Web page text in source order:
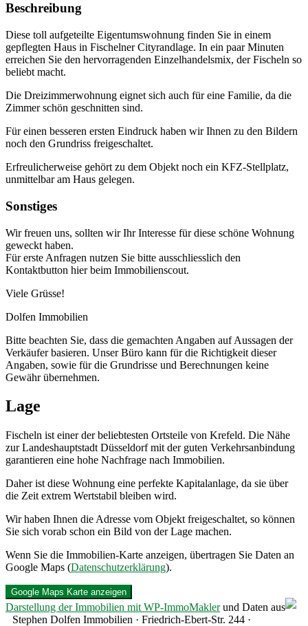
Beschreibung
Diese toll aufgeteilte Eigentumswohnung finden Sie in einem
gepflegten Haus in Fischelner Cityrandlage. In ein paar Minuten
erreichen Sie den hervorragenden Einzelhandelsmix, der Fischeln so
beliebt macht.
Die Dreizimmerwohnung eignet sich auch für eine Familie, da die
Zimmer schön geschnitten sind.
Für einen besseren ersten Eindruck haben wir Ihnen zu den Bildern
noch den Grundriss freigeschaltet.
Erfreulicherweise gehört zu dem Objekt noch ein KFZ-Stellplatz,
unmittelbar am Haus gelegen.
Sonstiges
Wir freuen uns, sollten wir Ihr Interesse für diese schöne Wohnung
geweckt haben.
Für erste Anfragen nutzen Sie bitte ausschliesslich den
Kontaktbutton hier beim Immobilienscout.
Viele Grüsse!
Dolfen Immobilien
Bitte beachten Sie, dass die gemachten Angaben auf Aussagen der
Verkäufer basieren. Unser Büro kann für die Richtigkeit dieser
Angaben, sowie für die Grundrisse und Berechnungen keine
Gewähr übernehmen.
Lage
Fischeln ist einer der beliebtesten Ortsteile von Krefeld. Die Nähe
zur Landeshauptstadt Düsseldorf mit der guten Verkehrsanbindung
garantieren eine hohe Nachfrage nach Immobilien.
Daher ist diese Wohnung eine perfekte Kapitalanlage, da sie über
die Zeit extrem Wertstabil bleiben wird.
Wir haben Ihnen die Adresse vom Objekt freigeschaltet, so können
Sie sich vorab schon ein Bild von der Lage machen.
Wenn Sie die Immobilien-Karte anzeigen, übertragen Sie Daten an
Google Maps (Datenschutzerklärung).
Google Maps Karte anzeigen
Darstellung der Immobilien mit WP-ImmoMaklerund Daten aus
Stephen Dolfen Immobilien · Friedrich-Ebert-Str. 244 ·